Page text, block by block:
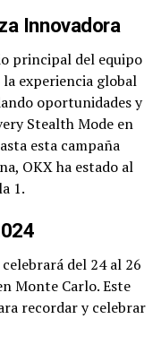
Innovadora
principal del equipo
experiencia global
oportunidades y
Stealth Mode en
esta campaña
OKX ha estado al
1.
del 24 al 26
Monte Carlo. Este
recordar y celebrar